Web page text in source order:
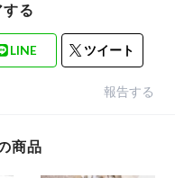
る
LINE ツイート
報告する
商品